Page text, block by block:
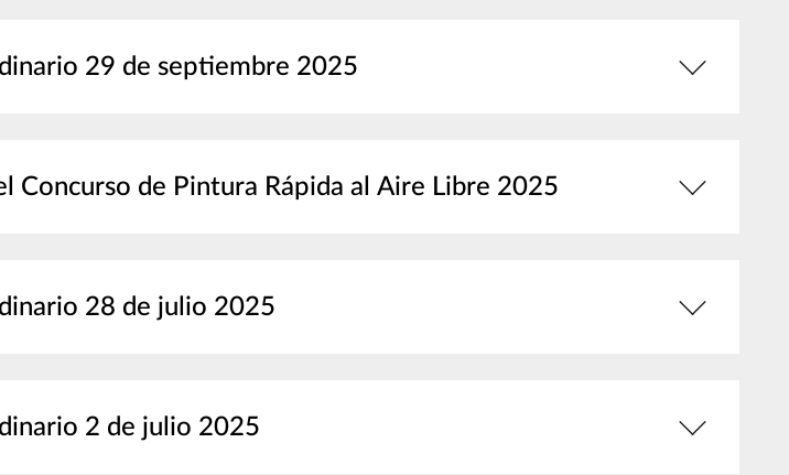
29 de septiembre 2025
Concurso de Pintura Rápida al Aire Libre 2025
28 de julio 2025
2 de julio 2025